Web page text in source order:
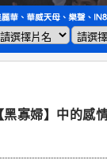
黑寡婦】中的感